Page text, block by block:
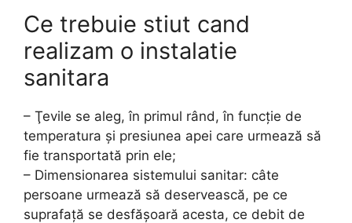
Ce trebuie stiut cand
realizam o instalatie
sanitara
– Ţevile se aleg, în primul rând, în funcţie de
temperatura şi presiunea apei care urmează să
fie transportată prin ele;
– Dimensionarea sistemului sanitar: câte
persoane urmează să deservească, pe ce
suprafaţă se desfăşoară acesta, ce debit de